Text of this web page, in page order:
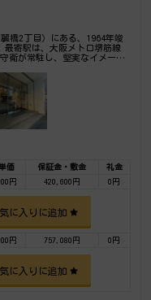
橋2丁目）にある、1964年竣
最寄駅は、大阪メトロ堺筋線
衛が常駐し、堅実なイメージ
価 保証金・敷金
礼金
円 420,600円 0円
に入りに追加
円 757,080円 0円
に入りに追加